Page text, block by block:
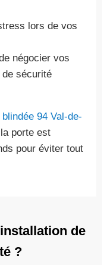
lors de vos
négocier vos
sécurité
94 Val-de-
porte est
pour éviter tout
de
?